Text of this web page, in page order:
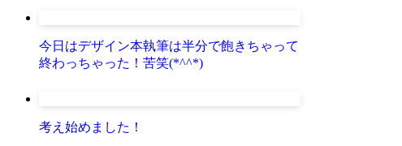
今日はデザイン本執筆は半分で飽きちゃって
終わっちゃった！苦笑(*^^*)
考え始めました！